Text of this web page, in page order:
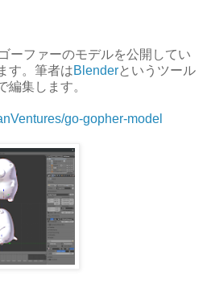
ーファーのモデルを公開してい
す。筆者はBlenderというツール
編集します。
go-gopher-model